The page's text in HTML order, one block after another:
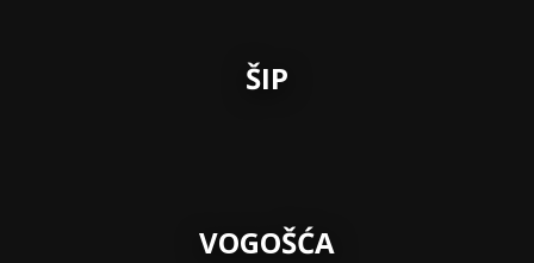
ŠIP
VOGOŠĆA